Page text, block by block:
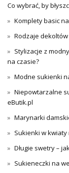
Co wybrać, by
Komplety basic
Rodzaje
Stylizacje z
na czasie?
Modne sukienki
Niepowtarzalne
eButik.pl
Marynarki
Sukienki w
Długie swetry –
Sukieneczki na